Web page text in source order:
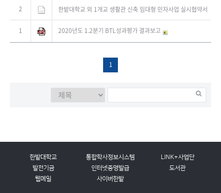
2 한밭대학교 외 1개교 생활관 신축 임대형 민자사업 실시협약서
1 2020년도 1.2분기 BTL성과평가 결과보고
1
한밭대학교 통합학사정보시스템
LINK+사업단
발전기금
인터넷증명발급
도서관
웹메일
사이버한밭